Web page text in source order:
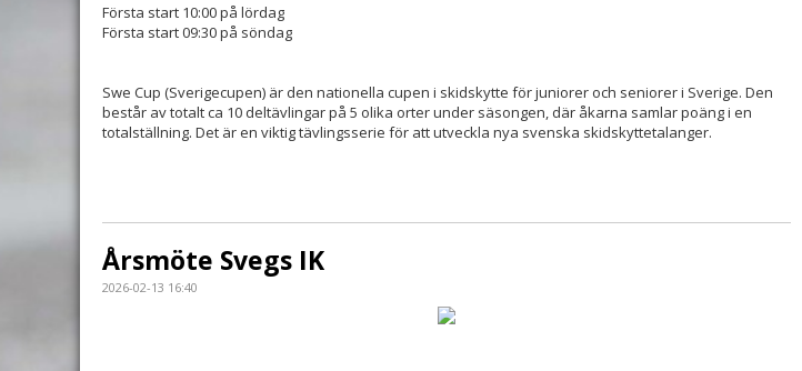
Första start 10:00 på lördag
Första start 09:30 på söndag
Swe Cup (Sverigecupen) är den nationella cupen i skidskytte för juniorer och seniorer i Sverige. Den
består av totalt ca 10 deltävlingar på 5 olika orter under säsongen, där åkarna samlar poäng i en
totalställning. Det är en viktig tävlingsserie för att utveckla nya svenska skidskyttetalanger.
Årsmöte Svegs IK
2026-02-13 16:40